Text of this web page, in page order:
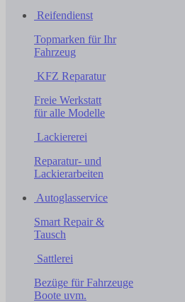
Reifendienst
Topmarken für Ihr
Fahrzeug
KFZ Reparatur
Freie Werkstatt
für alle Modelle
Lackiererei
Reparatur- und
Lackierarbeiten
Autoglasservice
Smart Repair &
Tausch
Sattlerei
Bezüge für Fahrzeuge
Boote uvm.